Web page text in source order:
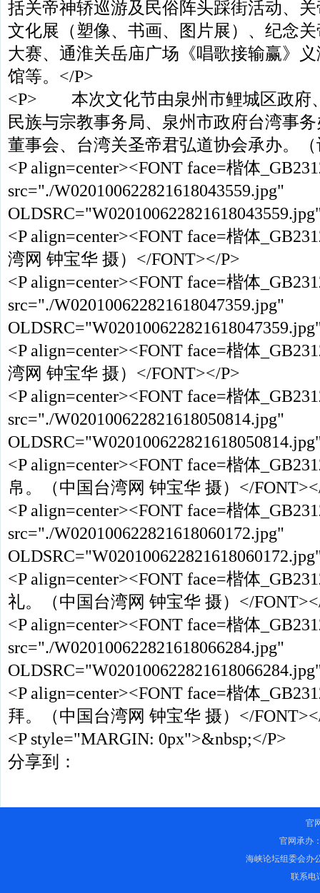
括关帝神轿巡游及民俗阵头踩街活动、
文化展（塑像、书画、图片展）、纪念
大赛、通淮关岳庙广场《唱歌接输赢》
馆等。</P>
<P> 本次文化节由泉州市鲤城区政府
民族与宗教事务局、泉州市政府台湾事
董事会、台湾关圣帝君弘道协会承办。
<P align=center><FONT face=楷体
src="./W020100622821618043559.jpg"
<P align=center><FONT face=楷体
湾网 钟宝华 摄）</FONT></P>
<P align=center><FONT face=楷体
src="./W020100622821618047359.jpg"
<P align=center><FONT face=楷体
湾网 钟宝华 摄）</FONT></P>
<P align=center><FONT face=楷体
src="./W020100622821618050814.jpg"
<P align=center><FONT face=楷体
帛。（中国台湾网 钟宝华 摄）</
<P align=center><FONT face=楷体
src="./W020100622821618060172.jpg"
<P align=center><FONT face=楷体
礼。（中国台湾网 钟宝华 摄）</
<P align=center><FONT face=楷体
src="./W020100622821618066284.jpg"
<P align=center><FONT face=楷体
拜。（中国台湾网 钟宝华 摄）</
<P style="MARGIN: 0px">&nbsp;</P>
分享到：
官
官网承办
海峡论坛组委会
联系电